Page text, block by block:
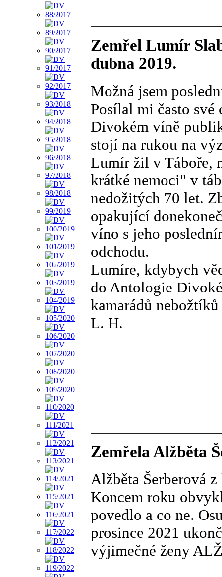
Zemřel Lumír
dubna 2019.
Možná jsem
Posílal mi často své
Divokém víně
stojí na rukou na
Lumír žil v Táboře,
krátké nemoci" v
nedožitých 70 let.
opakující
víno s jeho
odchodu.
Lumíre, kdybych
do Antologie
kamarádů
L. H.
Zemřela Alžběta
Alžběta Šerberová
Koncem roku
povedlo a co ne.
prosince 2021
výjimečné ženy